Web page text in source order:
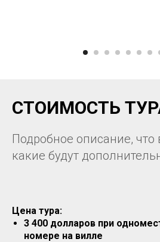
СТОИМОСТЬ
Подробное описание, что
какие будут
Цена тура:
3 400 долларов при
номере на вилле